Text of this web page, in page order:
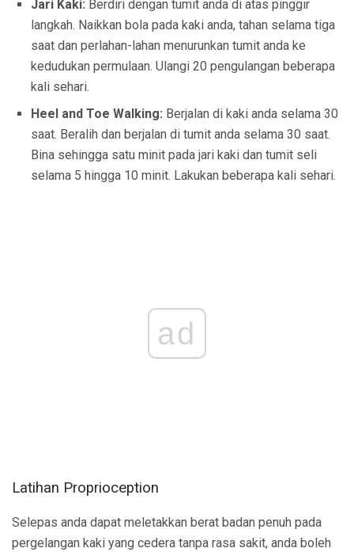
Jari Kaki: Berdiri dengan tumit anda di atas pinggir
langkah. Naikkan bola pada kaki anda, tahan selama tiga
saat dan perlahan-lahan menurunkan tumit anda ke
kedudukan permulaan. Ulangi 20 pengulangan beberapa
kali sehari.
Heel and Toe Walking: Berjalan di kaki anda selama 30
saat. Beralih dan berjalan di tumit anda selama 30 saat.
Bina sehingga satu minit pada jari kaki dan tumit seli
selama 5 hingga 10 minit. Lakukan beberapa kali sehari.
ad
Latihan Proprioception
Selepas anda dapat meletakkan berat badan penuh pada
pergelangan kaki yang cedera tanpa rasa sakit, anda boleh